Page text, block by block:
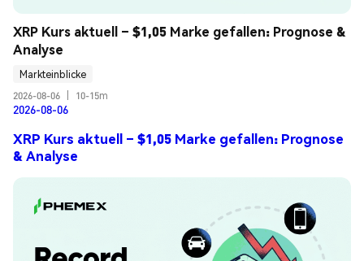
XRP Kurs aktuell – $1,05 Marke gefallen: Prognose &
Analyse
Markteinblicke
2026-08-06
10-15m
2026-08-06
XRP Kurs aktuell – $1,05 Marke gefallen: Prognose
& Analyse